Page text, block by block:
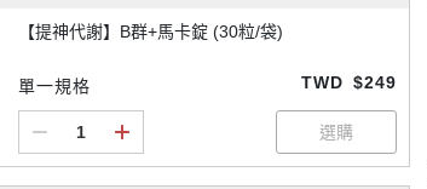
【提神代謝】B群+馬卡錠 (30粒/袋)
單一規格 TWD $249